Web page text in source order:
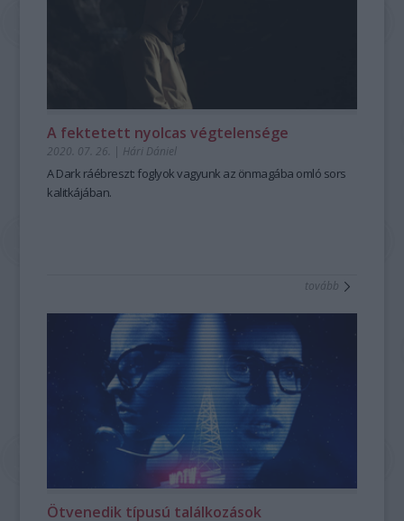
A fektetett nyolcas végtelensége
2020. 07. 26. | Hári Dániel
ADark ráébreszt: foglyok vagyunk az önmagába omló sors
kalitkájában.
tovább
Ötvenedik típusú találkozások